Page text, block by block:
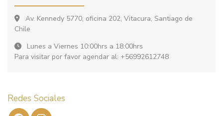
Av. Kennedy 5770, oficina 202, Vitacura, Santiago de
Chile
Lunes a Viernes 10:00hrs a 18:00hrs
Para visitar por favor agendar al: +56992612748
Redes Sociales